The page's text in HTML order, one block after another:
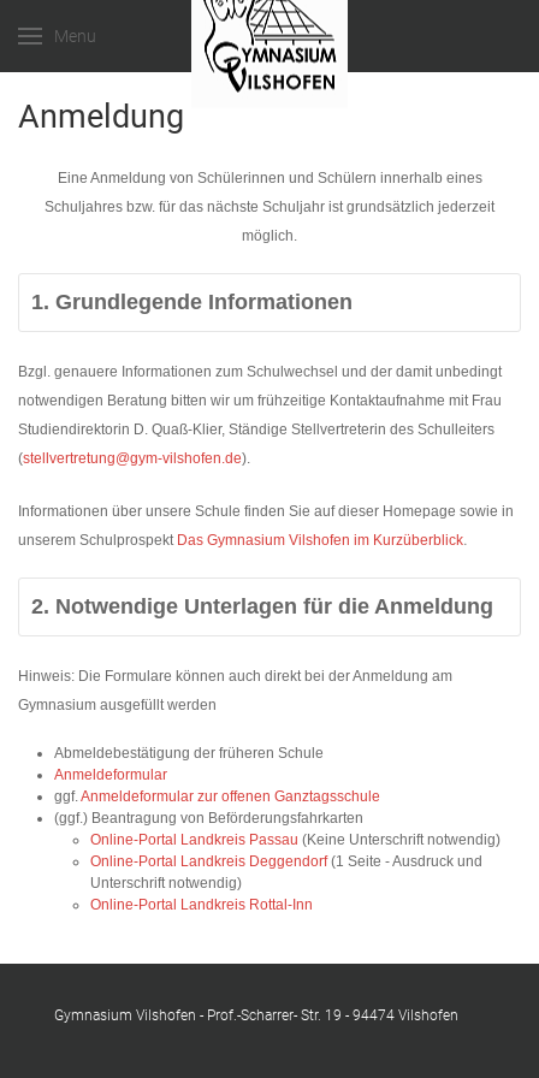
Menu
Anmeldung
Eine Anmeldung von Schülerinnen und Schülern innerhalb eines
Schuljahres bzw. für das nächste Schuljahr ist grundsätzlich jederzeit
möglich.
1. Grundlegende Informationen
Bzgl. genauere Informationen zum Schulwechsel und der damit unbedingt
notwendigen Beratung bitten wir um frühzeitige Kontaktaufnahme mit Frau
Studiendirektorin D. Quaß-Klier, Ständige Stellvertreterin des Schulleiters
(stellvertretung@gym-vilshofen.de).
Informationen über unsere Schule finden Sie auf dieser Homepage sowie in
unserem Schulprospekt Das Gymnasium Vilshofen im Kurzüberblick.
2. Notwendige Unterlagen für die Anmeldung
Hinweis: Die Formulare können auch direkt bei der Anmeldung am
Gymnasium ausgefüllt werden
Abmeldebestätigung der früheren Schule
Anmeldeformular
ggf.Anmeldeformular zur offenen Ganztagsschule
(ggf.) Beantragung von Beförderungsfahrkarten
Online-Portal Landkreis Passau (Keine Unterschrift notwendig)
Online-Portal Landkreis Deggendorf(1 Seite - Ausdruck und
Unterschrift notwendig)
Online-Portal Landkreis Rottal-Inn
Gymnasium Vilshofen - Prof.-Scharrer- Str. 19 - 94474 Vilshofen